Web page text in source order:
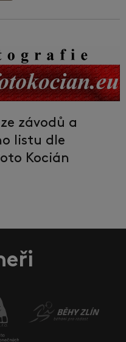
závodů a
listu dle
Kocián